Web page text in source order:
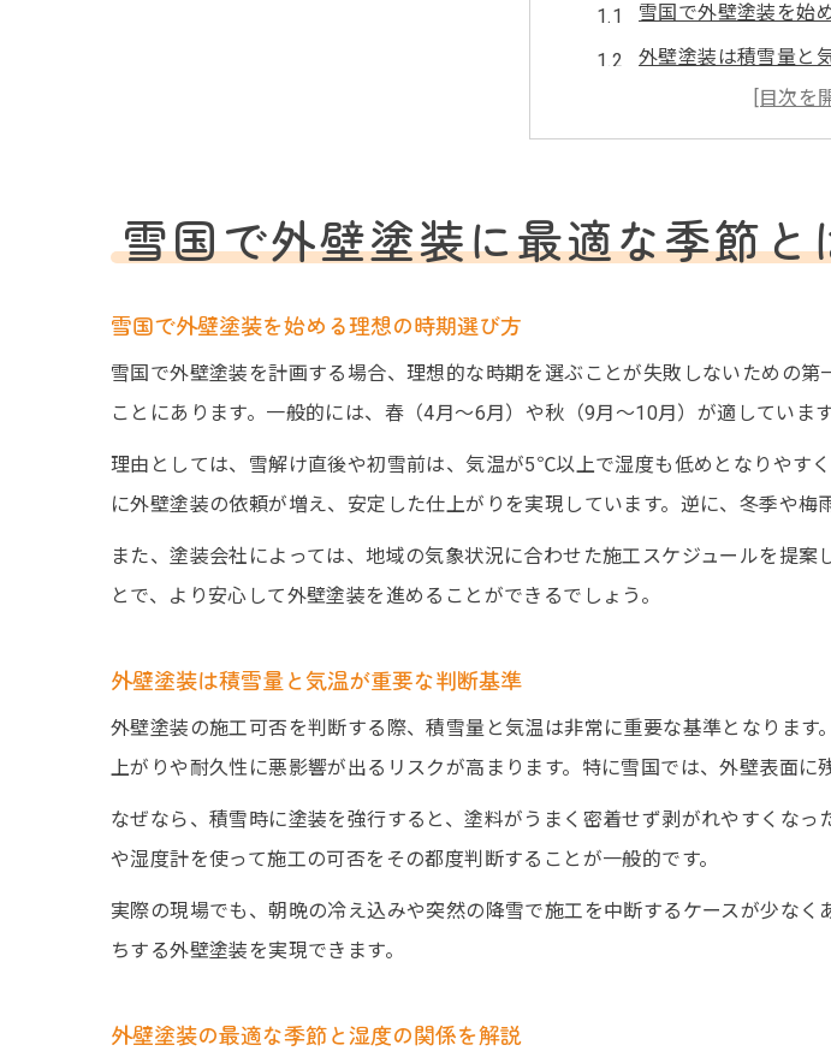
雪国で外壁塗装を始
外壁塗装は積雪量と
外壁塗装の最適な季
雪国に適した外壁塗
冬期の外壁塗装は本当に可
冬の外壁塗装で失敗
外壁塗装の冬施工で
雪や霜が外壁塗装に
外壁塗装で避けるべき失
外壁塗装で避けたい
外壁塗装で後悔しや
積雪地帯で後悔しない塗
外壁塗装で避けたい
雪国に合う外壁塗装
やめた方がいい外壁
雪国で外壁塗装に最適な季節と
雪国で外壁塗装を始める理想の時期選び方
雪国で外壁塗装を計画する場合、理想的な時期を選ぶことが失敗しないための
ことにあります。一般的には、春（4月～6月）や秋（9月～10月）が適していま
理由としては、雪解け直後や初雪前は、気温が5℃以上で湿度も低めとなりやす
に外壁塗装の依頼が増え、安定した仕上がりを実現しています。逆に、冬季や梅
また、塗装会社によっては、地域の気象状況に合わせた施工スケジュールを提
とで、より安心して外壁塗装を進めることができるでしょう。
外壁塗装は積雪量と気温が重要な判断基準
外壁塗装の施工可否を判断する際、積雪量と気温は非常に重要な基準となりま
上がりや耐久性に悪影響が出るリスクが高まります。特に雪国では、外壁表面に
なぜなら、積雪時に塗装を強行すると、塗料がうまく密着せず剥がれやすくな
や湿度計を使って施工の可否をその都度判断することが一般的です。
実際の現場でも、朝晩の冷え込みや突然の降雪で施工を中断するケースが少な
ちする外壁塗装を実現できます。
外壁塗装の最適な季節と湿度の関係を解説